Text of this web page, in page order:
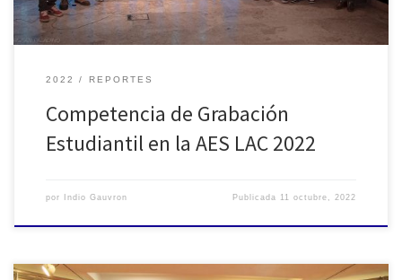
2022 REPORTES
Competencia de Grabación
Estudiantil en la AES LAC 2022
por Indio Gauvron Publicada 11 octubre, 2022